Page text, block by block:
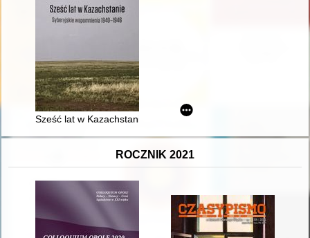
Sześć lat w Kazachstanie : syberyjskie wspomnienia 1940-
ROCZNIK 2021